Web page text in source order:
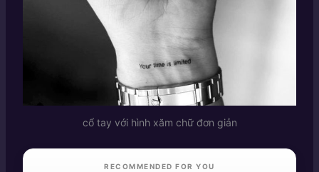
cổ tay với hình xăm chữ đơn giản
RECOMMENDED FOR YOU